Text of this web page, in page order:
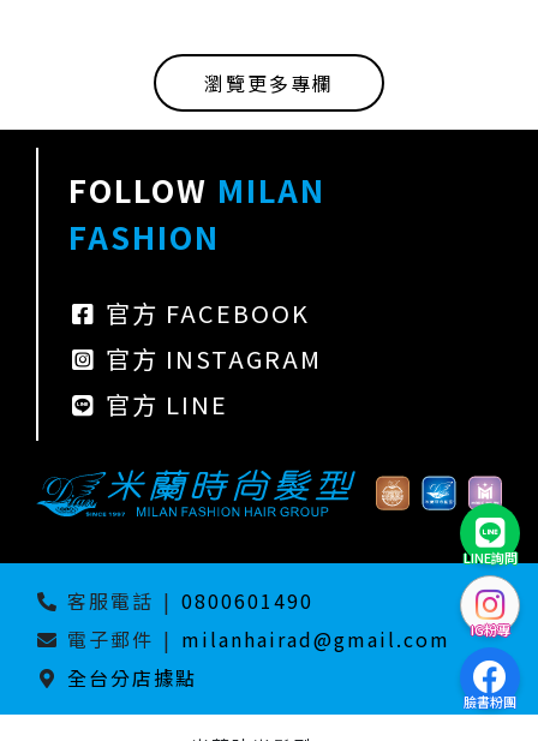
瀏覽更多專欄
FOLLOW MILAN
FASHION
官方 FACEBOOK
官方 INSTAGRAM
官方 LINE
客服電話 | 0800601490
電子郵件 | milanhairad@gmail.com
全台分店據點
LINE詢問
IG粉專
臉書粉團